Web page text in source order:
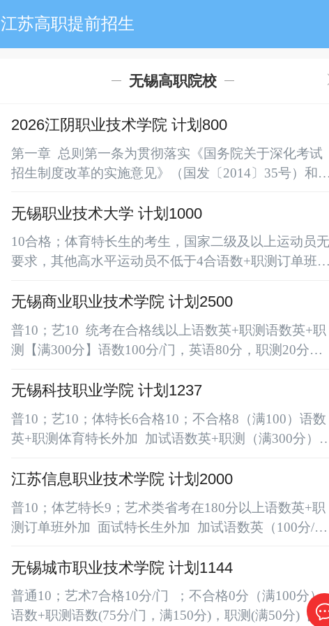
江苏高职提前招生
无锡高职院校
2026江阴职业技术学院 计划800
第一章 总则第一条为贯彻落实《国务院关于深化考试
招生制度改革的实施意见》（国发〔2014〕35号）和
方案的通知》（苏招委〔2019〕3号）精神，建立分类
校招生自主权，促进职业院校深化教学改革，探索高素
质技术技能型人才培养规律，根据《省教育厅关于做好
无锡职业技术大学 计划1000
10合格；体育特长生的考生，国家二级及以上运动员无
要求，其他高水平运动员不低于4合语数+职测订单班
（20分）【笔试（满320分）】语数：据高中课程标准
能力、职业活应能力、职业塔乐、创新能力等内容面
试：满100分，60合格加试：满300分，180分合格体育
无锡商业职业技术学院 计划2500
普10；艺10 统考在合格线以上语数英+职测语数英+职
测【满300分】语数100分/门，英语80分，职测20分
前招生简章|国家“双高计划”校•无锡商业职业技术学院
划”建设单位江苏省高水平高职院校建设单位，时长
05:04《无锡商院招生宣传片》国家“双高计划”建设单
无锡科技职业学院 计划1237
普10；艺10；体特长6合格10；不合格8（满100）语数
英+职测体育特长外加 加试语数英+职测（满300分）
校测不得低于145分@2025考生：无锡科技职业学院提
省属双高公办高职院校，坐落于江苏省无锡市，在拥有
5000余家科技企业、1000余家国家高新技术企业的国
江苏信息职业技术学院 计划2000
普10；体艺特长9；艺术类省考在180分以上语数英+职
测订单班外加 面试特长生外加 加试语数英（100分/
生交流，考查考生的职业道德、敬业精神、责任意识、
理工程师及以上标准培养的基础能力。（满300分）10
分钟普：语数英总分低于170分，不予录取艺：语数英
无锡城市职业技术学院 计划1144
普通10；艺术7合格10分/门 ；不合格0分（满100分）
语数+职测语数(75分/门，满150分)，职测(满50分)【笔